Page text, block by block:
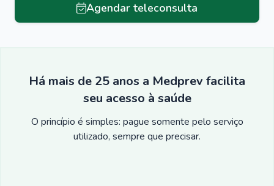
Agendar teleconsulta
Há mais de 25 anos a Medprev facilita
seu acesso à saúde
O princípio é simples: pague somente pelo serviço
utilizado, sempre que precisar.